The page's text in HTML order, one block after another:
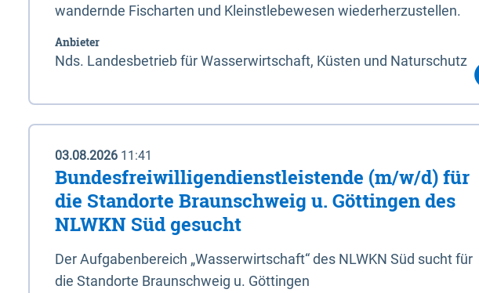
wandernde Fischarten und Kleinstlebewesen wiederherzustellen.
Anbieter
Nds. Landesbetrieb für Wasserwirtschaft, Küsten und Naturschutz
03.08.2026 11:41
Bundesfreiwilligendienstleistende (m/w/d) für
die Standorte Braunschweig u. Göttingen des
NLWKN Süd gesucht
Der Aufgabenbereich „Wasserwirtschaft“ des NLWKN Süd sucht für
die Standorte Braunschweig u. Göttingen